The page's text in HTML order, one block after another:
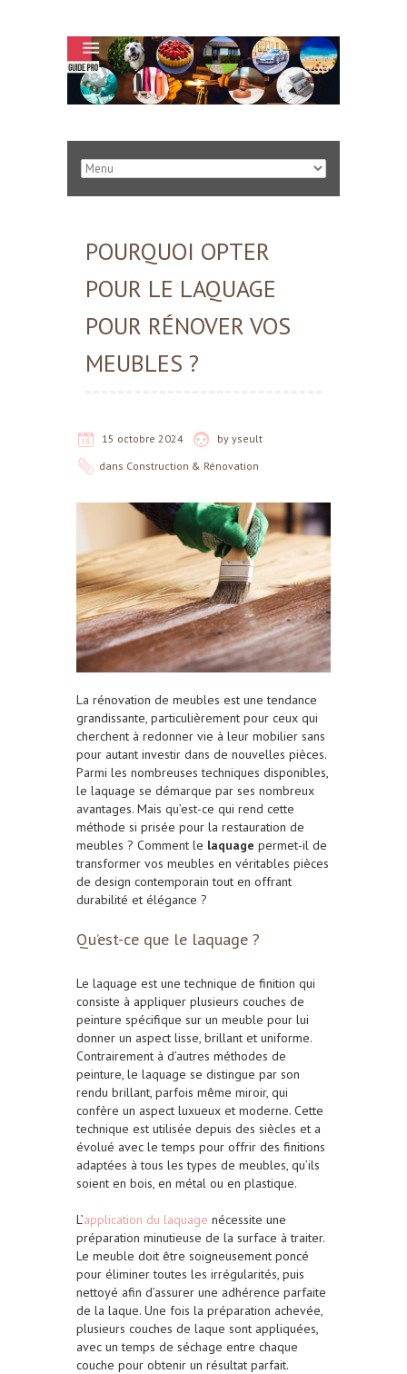
POURQUOI OPTER
POUR LE LAQUAGE
POUR RÉNOVER VOS
MEUBLES ?
15 octobre 2024 by yseult
dans Construction & Rénovation
La rénovation de meubles est une tendance
grandissante, particulièrement pour ceux qui
cherchent à redonner vie à leur mobilier sans
pour autant investir dans de nouvelles pièces.
Parmi les nombreuses techniques disponibles,
le laquage se démarque par ses nombreux
avantages. Mais qu’est-ce qui rend cette
méthode si prisée pour la restauration de
meubles ? Comment le laquage permet-il de
transformer vos meubles en véritables pièces
de design contemporain tout en offrant
durabilité et élégance ?
Qu’est-ce que le laquage ?
Le laquage est une technique de finition qui
consiste à appliquer plusieurs couches de
peinture spécifique sur un meuble pour lui
donner un aspect lisse, brillant et uniforme.
Contrairement à d’autres méthodes de
peinture, le laquage se distingue par son
rendu brillant, parfois même miroir, qui
confère un aspect luxueux et moderne. Cette
technique est utilisée depuis des siècles et a
évolué avec le temps pour offrir des finitions
adaptées à tous les types de meubles, qu’ils
soient en bois, en métal ou en plastique.
L’application du laquage nécessite une
préparation minutieuse de la surface à traiter.
Le meuble doit être soigneusement poncé
pour éliminer toutes les irrégularités, puis
nettoyé afin d’assurer une adhérence parfaite
de la laque. Une fois la préparation achevée,
plusieurs couches de laque sont appliquées,
avec un temps de séchage entre chaque
couche pour obtenir un résultat parfait.